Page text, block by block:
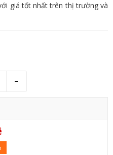
giá tốt nhất trên thị trường và